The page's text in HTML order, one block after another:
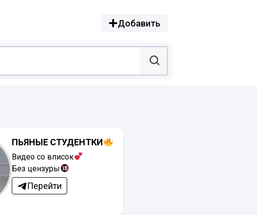
Добавить
ПЬЯНЫЕ СТУДЕНТКИ
Видео со вписок
Без цензуры
Перейти